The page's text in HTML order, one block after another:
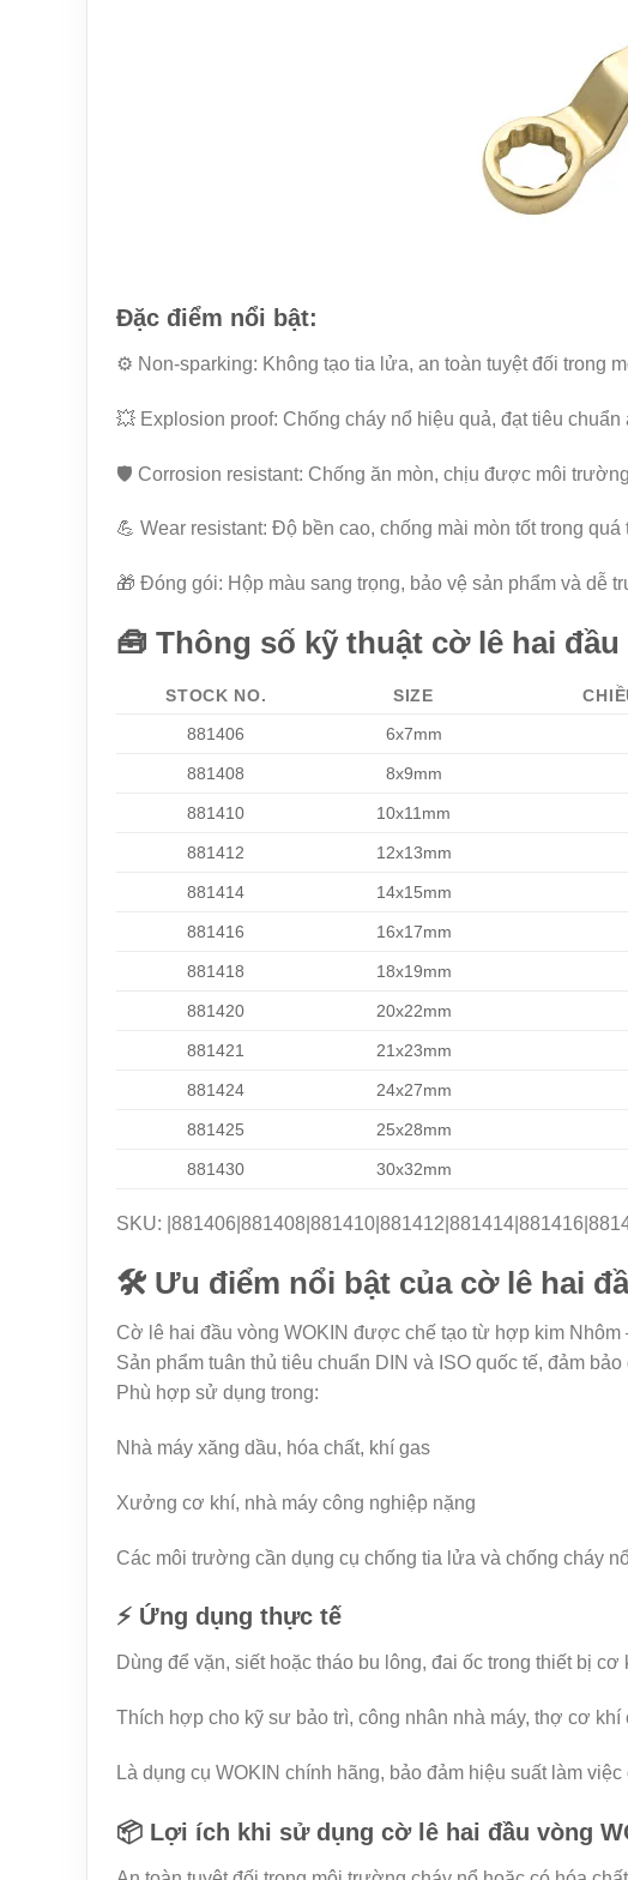
Đặc điểm nổi bật:
⚙️ Non-sparking: Không tạo tia lửa, an toàn tuyệt đối trong
💥 Explosion proof: Chống cháy nổ hiệu quả, đạt tiêu chuẩn
🛡️ Corrosion resistant: Chống ăn mòn, chịu được môi
💪 Wear resistant: Độ bền cao, chống mài mòn tốt trong
🎁 Đóng gói: Hộp màu sang trọng, bảo vệ sản phẩm và dễ
🧰 Thông số kỹ thuật cờ lê hai đầu
STOCK NO. SIZE
881406
6x7mm
881408 8x9mm
881410 10x11mm
881412 12x13mm
881414 14x15mm
881416 16x17mm
881418 18x19mm
881420 20x22mm
881421 21x23mm
881424 24x27mm
881425 25x28mm
881430 30x32mm
SKU:
🛠️ Ưu điểm nổi bật của cờ lê hai
Cờ lê hai đầu vòng WOKIN được chế tạo từ hợp kim
Sản phẩm tuân thủ tiêu chuẩn DIN và ISO quốc tế, đảm
Phù hợp sử dụng trong:
Nhà máy xăng dầu, hóa chất, khí gas
Xưởng cơ khí, nhà máy công nghiệp nặng
Các môi trường cần dụng cụ chống tia lửa và chống cháy
⚡ Ứng dụng thực tế
Dùng để vặn, siết hoặc tháo bu lông, đai ốc trong thiết bị cơ
Thích hợp cho kỹ sư bảo trì, công nhân nhà máy, thợ cơ khí
Là dụng cụ WOKIN chính hãng, bảo đảm hiệu suất làm
📦 Lợi ích khi sử dụng cờ lê hai đầu vòng